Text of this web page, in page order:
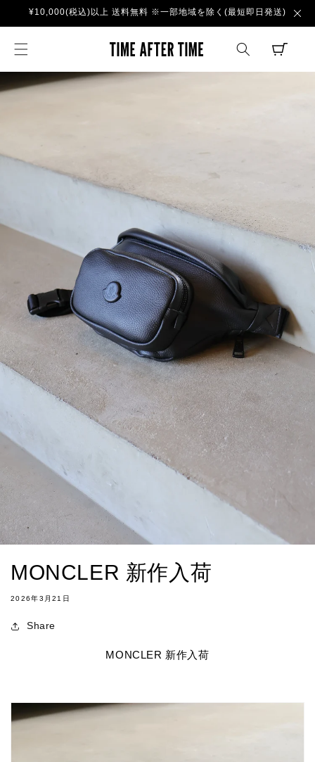
ンツに
進む
¥10,000(税込)以上 送料無料 ※一部地域を除く(最短即日発送)
TIME AFTER
CART
MONCLER 新作入荷
2026年3月21日
Share
MONCLER 新作入荷